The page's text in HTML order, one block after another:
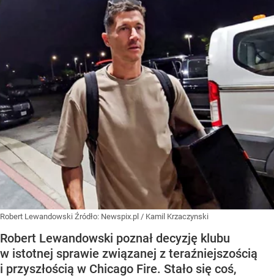
Robert Lewandowski Źródło: Newspix.pl / Kamil Krzaczynski
Robert Lewandowski poznał decyzję klubu
w istotnej sprawie związanej z teraźniejszością
i przyszłością w Chicago Fire. Stało się coś,